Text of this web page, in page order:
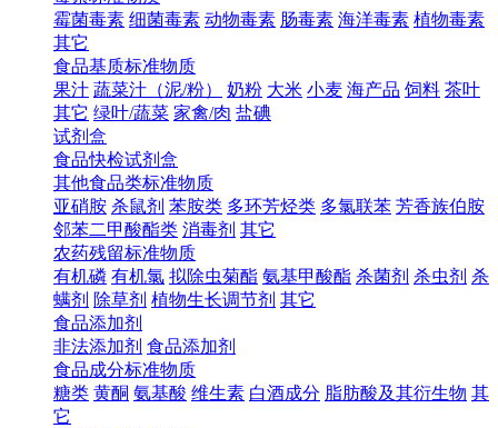
霉菌毒素 细菌毒素 动物毒素 肠毒素 海洋毒素 植物毒素
其它
食品基质标准物质
果汁 蔬菜汁（泥/粉） 奶粉 大米 小麦 海产品 饲料 茶叶
其它 绿叶/蔬菜 家禽/肉 盐碘
试剂盒
食品快检试剂盒
其他食品类标准物质
亚硝胺 杀鼠剂 苯胺类 多环芳烃类 多氯联苯 芳香族伯胺
邻苯二甲酸酯类 消毒剂 其它
农药残留标准物质
有机磷 有机氯 拟除虫菊酯 氨基甲酸酯 杀菌剂 杀虫剂 杀
螨剂 除草剂 植物生长调节剂 其它
食品添加剂
非法添加剂 食品添加剂
食品成分标准物质
糖类 黄酮 氨基酸 维生素 白酒成分 脂肪酸及其衍生物 其
它